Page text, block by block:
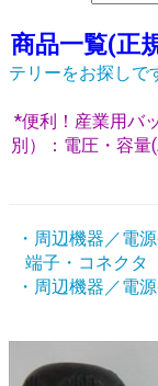
商品一覧(正
テリーをお探しで
*便利！産業用バ
別）：電圧・容
・周辺機器／電
端子・コネクタ
・周辺機器／電